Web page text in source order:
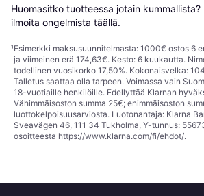
Huomasitko tuotteessa jotain kummallista?
ilmoita ongelmista täällä.
¹Esimerkki maksusuunnitelmasta: 1000€ ostos 6
ja viimeinen erä 174,63€. Kesto: 6 kuukautta.
todellinen vuosikorko 17,50%. Kokonaisvelka:
Talletus saattaa olla tarpeen. Voimassa vain
18-vuotiaille henkilöille. Edellyttää Klarnan
Vähimmäisoston summa 25€; enimmäisoston
luottokelpoisuusarviosta. Luotonantaja: Klarna
Sveavägen 46, 111 34 Tukholma, Y-tunnus:
osoitteesta https://www.klarna.com/fi/ehdot/.